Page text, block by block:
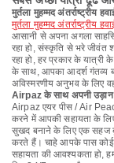
मुर्तला मुहम्मद अंतर्राष्ट्रीय
मुर्तला मुहम्मद अंतर्राष्ट्रीय
आसानी से अपना अगला
रहा हो, संस्कृति से भरे जीवंत
रहा हो, हर प्रकार के
के साथ, आपका आदर्श गंतव्य
अविस्मरणीय अनुभव के लिए
Airpaz के साथ अपनी
Airpaz एयर पीस / Air
करने में आपकी सहायता के
सुखद बनाने के लिए एक सहज
करते हैं। चाहे आपके पास कोई
सहायता की आवश्यकता हो,